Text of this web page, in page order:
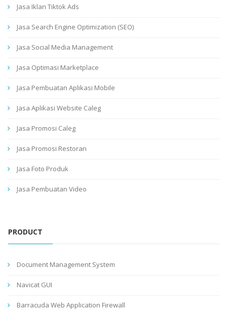
Jasa Iklan Tiktok Ads
Jasa Search Engine Optimization (SEO)
Jasa Social Media Management
Jasa Optimasi Marketplace
Jasa Pembuatan Aplikasi Mobile
Jasa Aplikasi Website Caleg
Jasa Promosi Caleg
Jasa Promosi Restoran
Jasa Foto Produk
Jasa Pembuatan Video
PRODUCT
Document Management System
Navicat GUI
Barracuda Web Application Firewall